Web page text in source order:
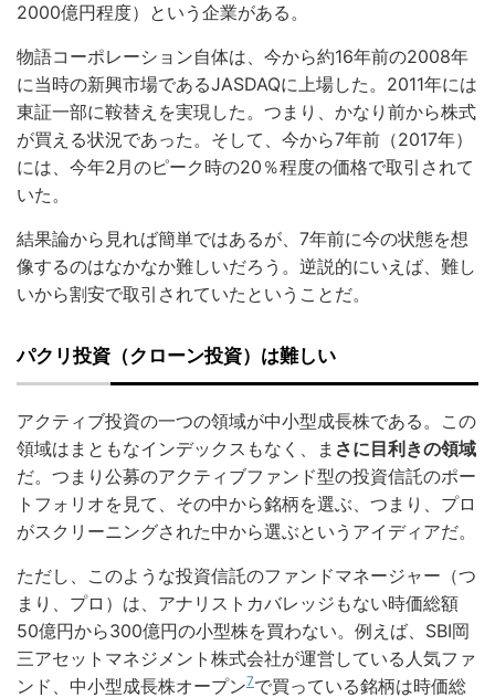
2000億円程度）という企業がある。
物語コーポレーション自体は、今から約16年前の2008年
に当時の新興市場であるJASDAQに上場した。2011年には
東証一部に鞍替えを実現した。つまり、かなり前から株式
が買える状況であった。そして、今から7年前（2017年）
には、今年2月のピーク時の20％程度の価格で取引されて
いた。
結果論から見れば簡単ではあるが、7年前に今の状態を想
像するのはなかなか難しいだろう。逆説的にいえば、難し
いから割安で取引されていたということだ。
パクリ投資（クローン投資） は難しい
アクティブ投資の一つの領域が中小型成長株である。この
領域はまともなインデックスもなく、ま さに目利きの領域
だ。つまり公募のアクティブファンド型の投資信託のポー
トフォリオを見て、その中から銘柄を選ぶ、つまり、プロ
がスクリーニングされた中から選ぶというアイディアだ。
ただし、このような投資信託のファンドマネージャー（つ
まり、プロ）は、アナリストカバレッジもない時価総額
50億円から300億円の小型株を買わない。例えば、SBI岡
三アセットマネジメント株式会社が運営している人気ファ
ンド、中小型成長株オープン7で買っている銘柄は時価総